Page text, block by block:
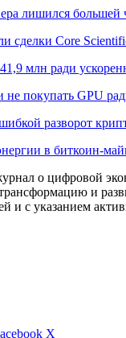
лишился большей
сделки Core
млн ради
покупать GPU
разворот
в биткоин-
о цифровой
и
и с указанием
X